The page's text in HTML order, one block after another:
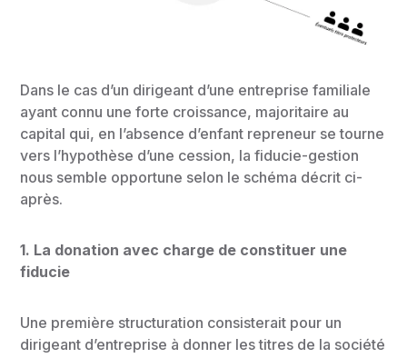
Dans le cas d’un dirigeant d’une entreprise familiale
ayant connu une forte croissance, majoritaire au
capital qui, en l’absence d’enfant repreneur se tourne
vers l’hypothèse d’une cession, la fiducie-gestion
nous semble opportune selon le schéma décrit ci-
après.
1. La donation avec charge de constituer une
fiducie
Une première structuration consisterait pour un
dirigeant d’entreprise à donner les titres de la société